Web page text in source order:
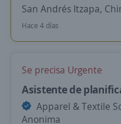
San Andrés Itzapa,
Hace 4 días
Se precisa Urgente
Asistente de
Apparel & Textile
Anonima